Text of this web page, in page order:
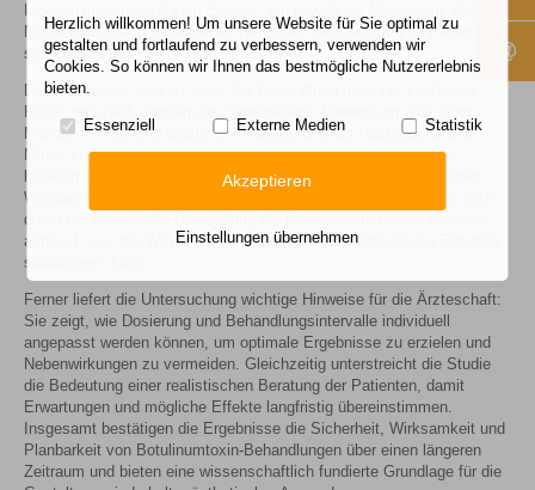
Muskelaktivität in behandelten Bereichen reduziert und so Falten
sichtbar glättet.
Die Ergebnisse zeigten, dass die Behandlung nicht nur kurzfristig
Falten reduziert, sondern bei regelmäßiger Anwendung auch über
Monate hinweg eine deutliche Verbesserung der Hautstruktur und
Mimik erzielt. Patientinnen und Patienten berichteten von einer
höheren Zufriedenheit mit ihrem Aussehen und einem gesteigerten
Wohlbefinden im Alltag. Die Studie dokumentierte zudem, dass sich
durch die wiederholte Behandlung die Gesichtsmuskulatur teilweise
anpasst, was die Wirkdauer verlängern und das ästhetische Ergebnis
stabilisieren kann.
Ferner liefert die Untersuchung wichtige Hinweise für die Ärzteschaft:
Sie zeigt, wie Dosierung und Behandlungsintervalle individuell
angepasst werden können, um optimale Ergebnisse zu erzielen und
Nebenwirkungen zu vermeiden. Gleichzeitig unterstreicht die Studie
die Bedeutung einer realistischen Beratung der Patienten, damit
Erwartungen und mögliche Effekte langfristig übereinstimmen.
Insgesamt bestätigen die Ergebnisse die Sicherheit, Wirksamkeit und
Planbarkeit von Botulinumtoxin-Behandlungen über einen längeren
Zeitraum und bieten eine wissenschaftlich fundierte Grundlage für die
Herzlich willkommen! Um unsere Website für Sie optimal zu
gestalten und fortlaufend zu verbessern, verwenden wir
Cookies. So können wir Ihnen das bestmögliche Nutzererlebnis
bieten.
Essenziell Externe Medien Statistik
Akzeptieren
Einstellungen übernehmen